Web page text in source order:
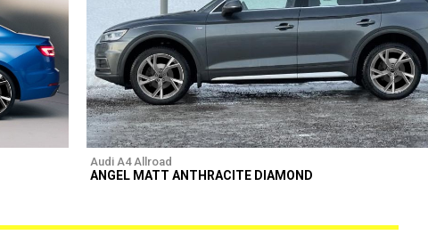
Audi A4 Allroad
ANGEL MATT ANTHRACITE DIAMOND